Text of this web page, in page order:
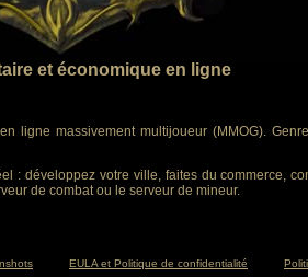
et économique en ligne
ligne massivement multijoueur (MMOG).
: développez votre ville, faites du commerce,
de combat ou le serveur de mineur.
EULA et Politique de confidentialité